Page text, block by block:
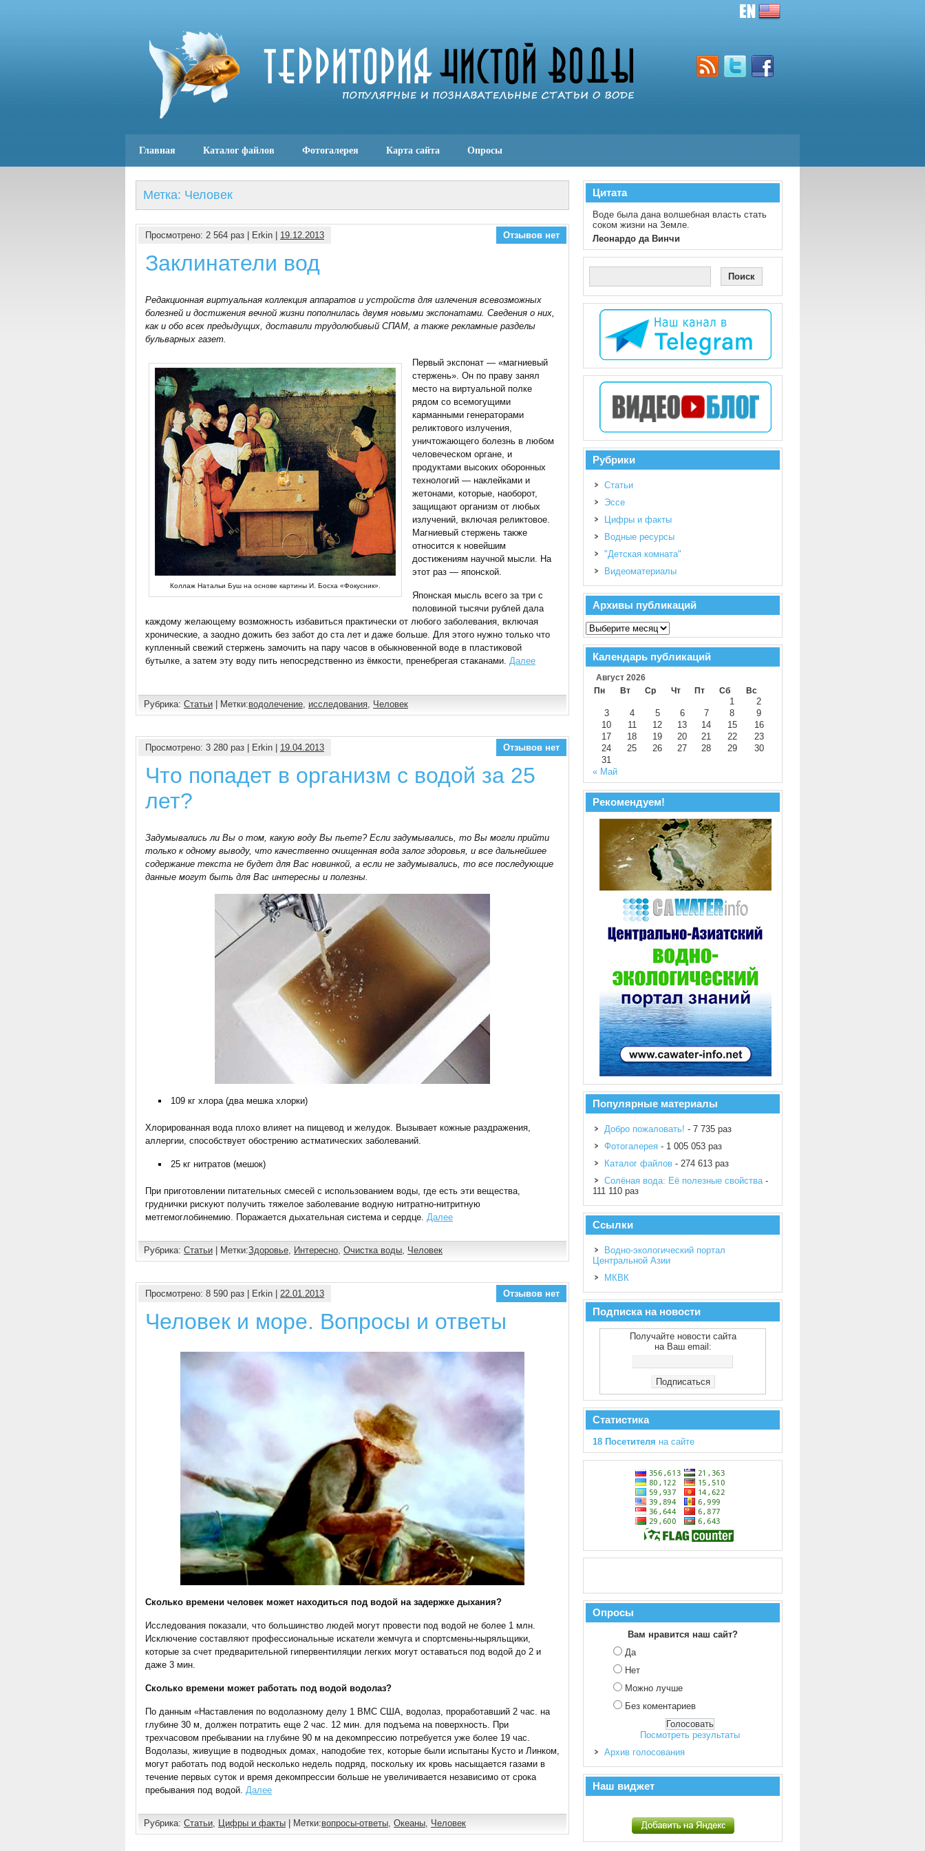
Главная Каталог файлов Фотогалерея Карта сайта Опросы
Метка: Человек
Просмотрено: 2 564 раз | Erkin | 19.12.2013 Отзывов нет
Заклинатели вод
Редакционная виртуальная коллекция аппаратов и устройств для излечения всевозможных
болезней и достижения вечной жизни пополнилась двумя новыми экспонатами. Сведения о них,
как и обо всех предыдущих, доставили трудолюбивый СПАМ, а также рекламные разделы
бульварных газет.
Коллаж Натальи Буш на основе картины И. Босха «Фокусник».
Первый экспонат — «магниевый
стержень». Он по праву занял
место на виртуальной полке
рядом со всемогущими
карманными генераторами
реликтового излучения,
уничтожающего болезнь в любом
человеческом органе, и
продуктами высоких оборонных
технологий — наклейками и
жетонами, которые, наоборот,
защищают организм от любых
излучений, включая реликтовое.
Магниевый стержень также
относится к новейшим
достижениям научной мысли. На
этот раз — японской.
Японская мысль всего за три с
половиной тысячи рублей дала
каждому желающему возможность избавиться практически от любого заболевания, включая
хронические, а заодно дожить без забот до ста лет и даже больше. Для этого нужно только что
купленный свежий стержень замочить на пару часов в обыкновенной воде в пластиковой
бутылке, а затем эту воду пить непосредственно из ёмкости, пренебрегая стаканами. Далее
Рубрика: Статьи | Метки:водолечение, исследования, Человек
Просмотрено: 3 280 раз | Erkin | 19.04.2013 Отзывов нет
Что попадет в организм с водой за 25
лет?
Задумывались ли Вы о том, какую воду Вы пьете? Если задумывались, то Вы могли прийти
только к одному выводу, что качественно очищенная вода залог здоровья, и все дальнейшее
содержание текста не будет для Вас новинкой, а если не задумывались, то все последующие
данные могут быть для Вас интересны и полезны.
109 кг хлора (два мешка хлорки)
Хлорированная вода плохо влияет на пищевод и желудок. Вызывает кожные раздражения,
аллергии, способствует обострению астматических заболеваний.
25 кг нитратов (мешок)
При приготовлении питательных смесей с использованием воды, где есть эти вещества,
груднички рискуют получить тяжелое заболевание водную нитратно-нитритную
метгемоглобинемию. Поражается дыхательная система и сердце. Далее
Рубрика: Статьи | Метки:Здоровье, Интересно, Очистка воды, Человек
Просмотрено: 8 590 раз | Erkin | 22.01.2013 Отзывов нет
Человек и море. Вопросы и ответы
Сколько времени человек может находиться под водой на задержке дыхания?
Исследования показали, что большинство людей могут провести под водой не более 1 млн.
Исключение составляют профессиональные искатели жемчуга и спортсмены-ныряльщики,
которые за счет предварительной гипервентиляции легких могут оставаться под водой до 2 и
даже 3 мин.
Сколько времени может работать под водой водолаз?
По данным «Наставления по водолазному делу 1 ВМС США, водолаз, проработавший 2 час. на
глубине 30 м, должен потратить еще 2 час. 12 мин. для подъема на поверхность. При
трехчасовом пребывании на глубине 90 м на декомпрессию потребуется уже более 19 час.
Водолазы, живущие в подводных домах, наподобие тех, которые были испытаны Кусто и Линком,
могут работать под водой несколько недель подряд, поскольку их кровь насыщается газами в
течение первых суток и время декомпрессии больше не увеличивается независимо от срока
пребывания под водой. Далее
Рубрика: Статьи, Цифры и факты | Метки:вопросы-ответы, Океаны, Человек
Цитата
Воде была дана волшебная власть стать
соком жизни на Земле.
Леонардо да Винчи
Рубрики
Статьи
Эссе
Цифры и факты
Водные ресурсы
"Детская комната"
Видеоматериалы
Архивы публикаций
Календарь публикаций
Август 2026
Пн
Вт Ср Чт Пт Сб Вс
1
2
3
4 5 6 7 8
9
10
11 12 13 14 15
16
17
18 19 20 21 22
23
24
25 26 27 28 29
30
31
« Май
Рекомендуем!
Популярные материалы
Добро пожаловать! - 7 735 раз
Фотогалерея - 1 005 053 раз
Каталог файлов - 274 613 раз
Солёная вода: Её полезные свойства-
111 110 раз
Ссылки
Водно-экологический портал
Центральной Азии
МКВК
Подписка на новости
Получайте новости сайта
на Ваш email:
Статистика
18 Посетителя на сайте
Опросы
Вам нравится наш сайт?
Да
Нет
Можно лучше
Без коментариев
Посмотреть результаты
Архив голосования
Наш виджет